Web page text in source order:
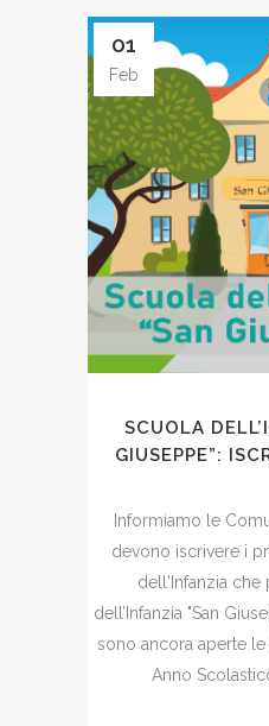
01
Feb
SCUOLA
GIUSEPPE”:
Informiamo le
devono iscrivere i
dell'Infanzia che
dell’Infanzia "San
sono ancora aperte
Anno